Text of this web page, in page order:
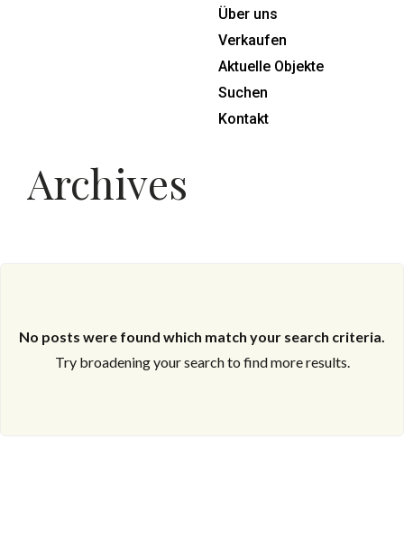
Über uns
Verkaufen
Aktuelle Objekte
Suchen
Kontakt
Archives
No posts were found which match your search criteria.
Try broadening your search to find more results.